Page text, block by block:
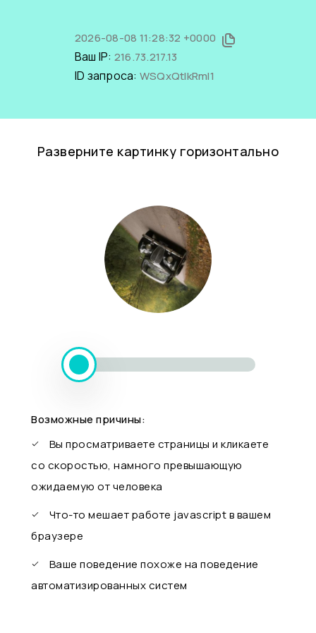
2026-08-08 11:28:32 +0000
Ваш IP: 216.73.217.13
ID запроса: WSQxQtIkRmI1
Разверните картинку горизонтально
Возможные причины:
Вы просматриваете страницы и кликаете
со скоростью, намного превышающую
ожидаемую от человека
Что-то мешает работе javascript в вашем
браузере
Ваше поведение похоже на поведение
автоматизированных систем